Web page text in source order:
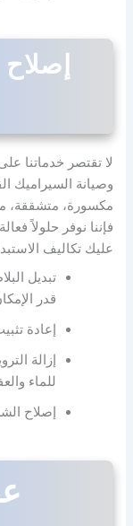
لا تقتصر خدماتنا
وصيانة السيراميك
مكسورة، متشققة،
فإننا نوفر حلولاً
عليك تكاليف
تبديل
قدر
إعادة
إزالة
للماء
إصلاح